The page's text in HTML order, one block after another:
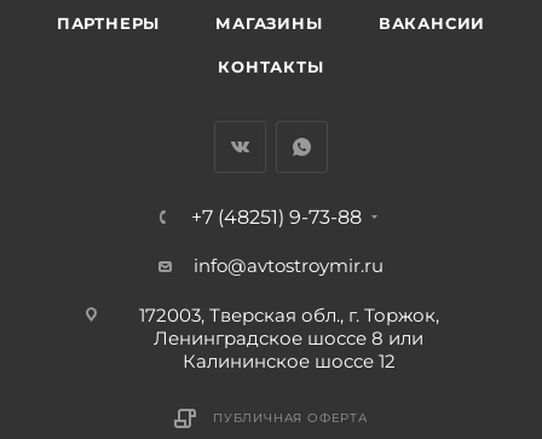
ПАРТНЕРЫ МАГАЗИНЫ ВАКАНСИИ
КОНТАКТЫ
+7 (48251) 9-73-88
info@avtostroymir.ru
172003, Тверская обл., г. Торжок,
Ленинградское шоссе 8 или
Калининское шоссе 12
ПУБЛИЧНАЯ ОФЕРТА